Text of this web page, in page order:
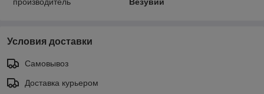
Условия доставки
Самовывоз
Доставка курьером